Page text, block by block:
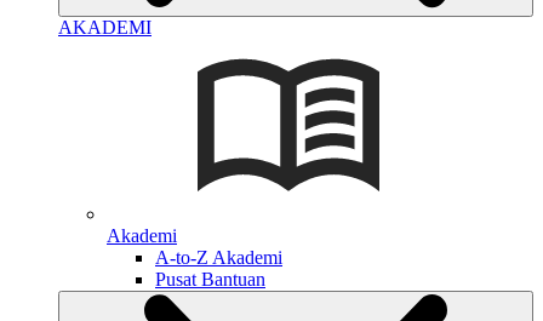
AKADEMI
Akademi
A-to-Z Akademi
Pusat Bantuan